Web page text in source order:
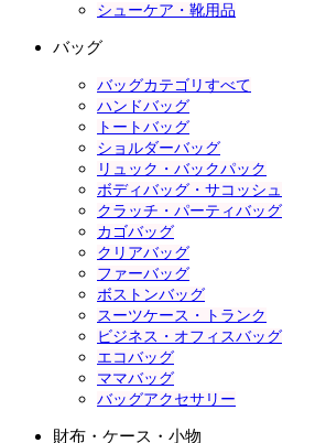
シューケア・靴用品
バッグ
バッグカテゴリすべて
ハンドバッグ
トートバッグ
ショルダーバッグ
リュック・バックパック
ボディバッグ・サコッシュ
クラッチ・パーティバッグ
カゴバッグ
クリアバッグ
ファーバッグ
ボストンバッグ
スーツケース・トランク
ビジネス・オフィスバッグ
エコバッグ
ママバッグ
バッグアクセサリー
財布・ケース・小物